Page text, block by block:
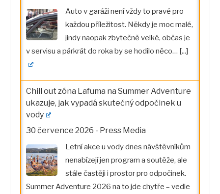
Auto v garáži není vždy to pravé pro
každou příležitost. Někdy je moc malé,
jindy naopak zbytečně velké, občas je
v servisu a párkrát do roka by se hodilo něco… [...]
Chill out zóna Lafuma na Summer Adventure
ukazuje, jak vypadá skutečný odpočinek u
vody
30 července 2026 - Press Media
Letní akce u vody dnes návštěvníkům
nenabízejí jen program a soutěže, ale
stále častěji i prostor pro odpočinek.
Summer Adventure 2026 na to jde chytře – vedle